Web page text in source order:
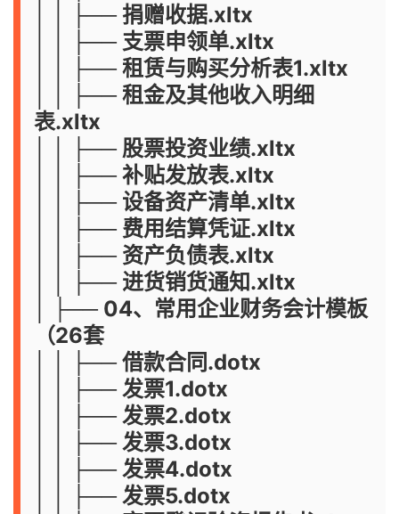
│ │ ├── 捐赠收据.xltx
│ │ ├── 支票申领单.xltx
│ │ ├── 租赁与购买分析表1.xltx
│ │ ├── 租金及其他收入明细
表.xltx
│ │ ├── 股票投资业绩.xltx
│ │ ├── 补贴发放表.xltx
│ │ ├── 设备资产清单.xltx
│ │ ├── 费用结算凭证.xltx
│ │ ├── 资产负债表.xltx
│ │ ├── 进货销货通知.xltx
│ ├── 04、常用企业财务会计模板
（26套
│ │ ├── 借款合同.dotx
│ │ ├── 发票1.dotx
│ │ ├── 发票2.dotx
│ │ ├── 发票3.dotx
│ │ ├── 发票4.dotx
│ │ ├── 发票5.dotx